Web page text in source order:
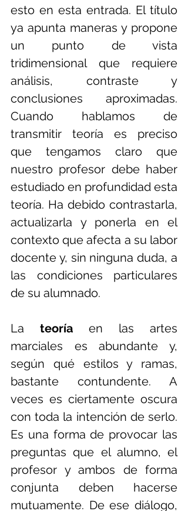
esto en esta entrada. El título
ya apunta maneras y propone
un punto de vista
tridimensional que requiere
análisis, contraste y
conclusiones aproximadas.
Cuando hablamos de
transmitir teoría es preciso
que tengamos claro que
nuestro profesor debe haber
estudiado en profundidad esta
teoría. Ha debido contrastarla,
actualizarla y ponerla en el
contexto que afecta a su labor
docente y, sin ninguna duda, a
las condiciones particulares
de su alumnado.
La teoría en las artes
marciales es abundante y,
según qué estilos y ramas,
bastante contundente. A
veces es ciertamente oscura
con toda la intención de serlo.
Es una forma de provocar las
preguntas que el alumno, el
profesor y ambos de forma
conjunta deben hacerse
mutuamente. De ese diálogo,